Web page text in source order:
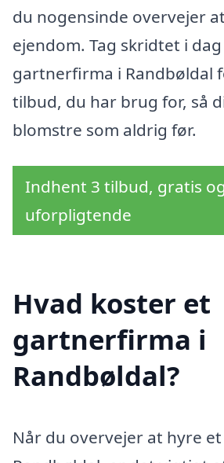
du nogensinde overvejer
ejendom. Tag skridtet i
gartnerfirma i Randbøldal
tilbud, du har brug for, så
blomstre som aldrig før.
Indhent 3 tilbud, gratis og
uforpligtende
Hvad koster et
gartnerfirma i
Randbøldal?
Når du overvejer at hyre